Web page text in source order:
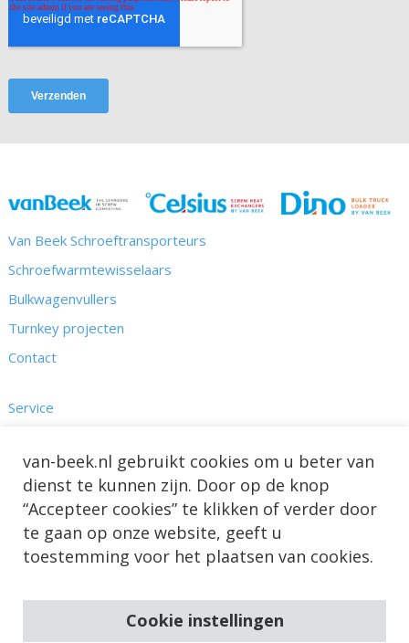
Van Beek Schroeftransporteurs
Schroefwarmtewisselaars
Bulkwagenvullers
Turnkey projecten
Contact
Service
Nieuws & Projecten
Over ons
van-beek.nl gebruikt cookies om u beter van
dienst te kunnen zijn. Door op de knop
“Accepteer cookies” te klikken of verder door
te gaan op onze website, geeft u
toestemming voor het plaatsen van cookies.
Cookie instellingen